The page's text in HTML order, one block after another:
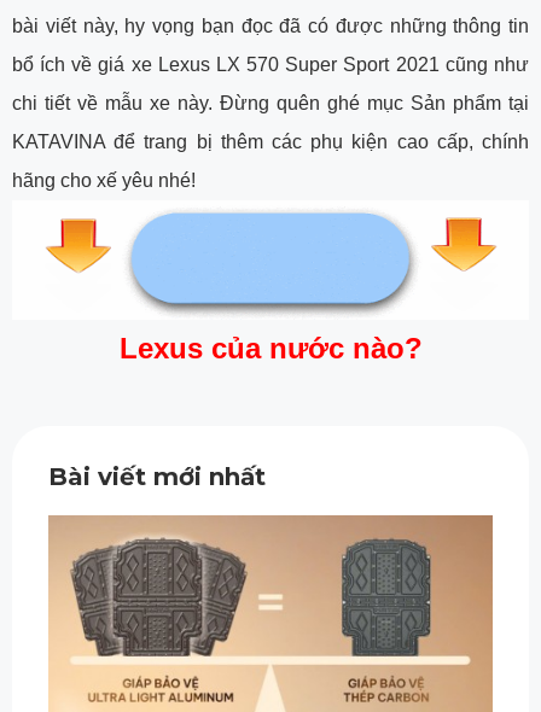
bài viết này, hy vọng bạn đọc đã có được những thông tin
bổ ích về giá xe Lexus LX 570 Super Sport 2021 cũng như
chi tiết về mẫu xe này. Đừng quên ghé mục Sản phẩm tại
KATAVINA để trang bị thêm các phụ kiện cao cấp, chính
hãng cho xế yêu nhé!
Lexus của nước nào?
Bài viết mới nhất